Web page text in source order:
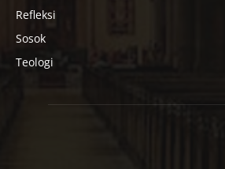
Refleksi
Sosok
Teologi